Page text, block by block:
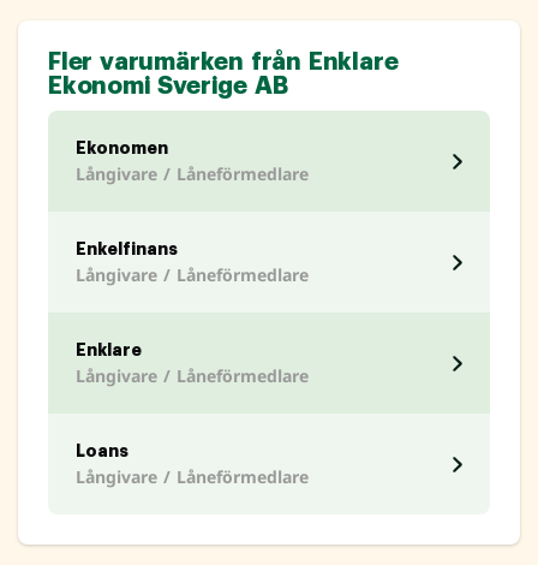
Fler varumärken från Enklare
Ekonomi Sverige AB
Ekonomen
Långivare / Låneförmedlare
Enkelfinans
Långivare / Låneförmedlare
Enklare
Långivare / Låneförmedlare
Loans
Långivare / Låneförmedlare